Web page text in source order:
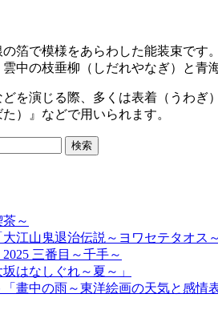
箔で模様をあらわした能装束で
中の枝垂柳（しだれやなぎ）と青
を演じる際、多くは表着（うわ
）』などで用いられます。
～
江山鬼退治伝説～ヨワセテタオス～
三番目～千手～
はなしぐれ～夏～」
畫中の雨～東洋絵画の天気と感情